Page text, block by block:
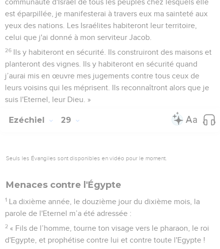
communauté d'Israël de tous les peuples chez lesquels elle
est éparpillée, je manifesterai à travers eux ma sainteté aux
yeux des nations. Les Israélites habiteront leur territoire,
celui que j'ai donné à mon serviteur Jacob.
26 Ils y habiteront en sécurité. Ils construiront des maisons et
planteront des vignes. Ils y habiteront en sécurité quand
j’aurai mis en œuvre mes jugements contre tous ceux de
leurs voisins qui les méprisent. Ils reconnaîtront alors que je
suis l'Eternel, leur Dieu. »
Ezéchiel 29
Seuls les Évangiles sont disponibles en vidéo pour le moment.
Menaces contre l'Égypte
1 La dixième année, le douzième jour du dixième mois, la
parole de l'Eternel m’a été adressée :
2 « Fils de l’homme, tourne ton visage vers le pharaon, le roi
d'Egypte, et prophétise contre lui et contre toute l'Egypte !